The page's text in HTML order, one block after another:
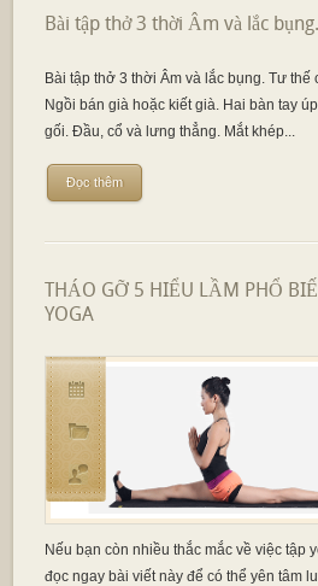
Bài tập thở 3 thời Âm và lắc bụng.
Bài tập thở 3 thời Âm và lắc bụng. Tư thế
Ngồi bán già hoặc kiết già. Hai bàn tay
gối. Đầu, cổ và lưng thẳng. Mắt khép...
Đọc thêm
THÁO GỠ 5 HIỂU LẦM PHỔ
YOGA
Nếu bạn còn nhiều thắc mắc về việc tập
đọc ngay bài viết này để có thể yên tâm